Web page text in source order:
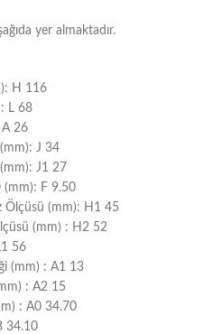
yer almaktadır.
H 116
L 68
A 26
J 34
J1 27
(mm): F 9.50
Ölçüsü (mm): H1 45
(mm) : H2 52
56
(mm) : A1 13
: A2 15
: A0 34.70
34.10